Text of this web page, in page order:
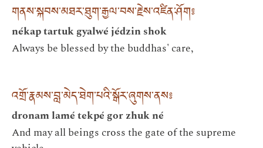
གནས་སྐབས་མཐར་ཐུག་རྒྱལ་བས་རྗེས་འཛིན་ཤོག༔
nékap tartuk gyalwé jédzin shok
Always be blessed by the buddhas' care,
འགྲོ་རྣམས་བླ་མེད་ཐེག་པའི་སྒོར་ཞུགས་ནས༔
dronam lamé tekpé gor zhuk né
And may all beings cross the gate of the supreme